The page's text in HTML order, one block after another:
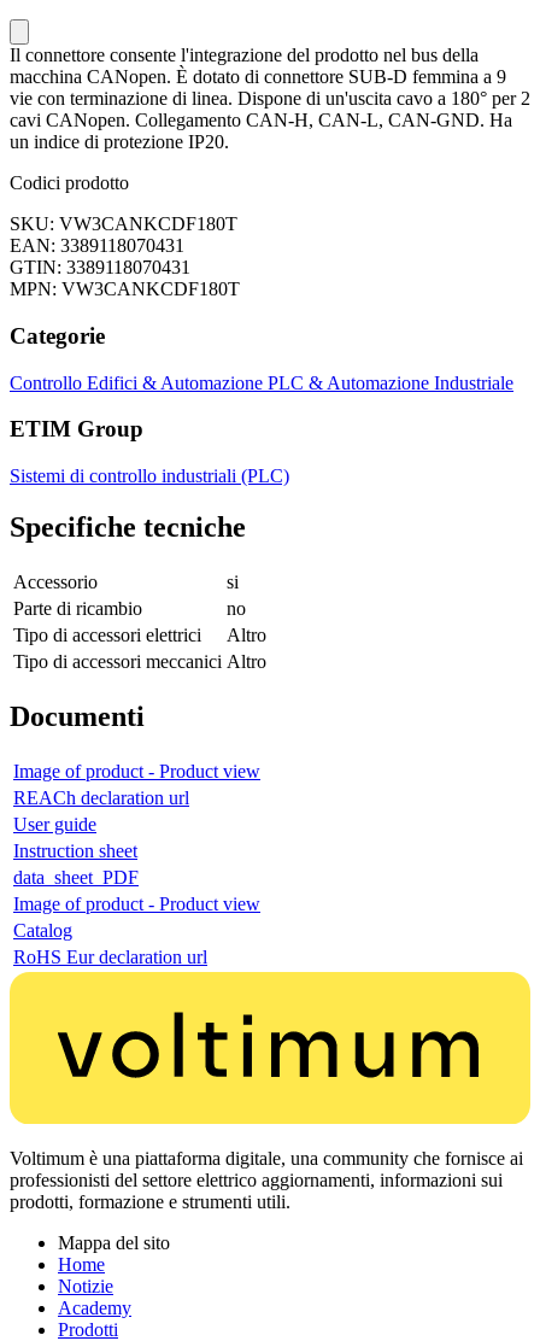
Il connettore consente l'integrazione del prodotto nel bus della
macchina CANopen. È dotato di connettore SUB-D femmina a 9
vie con terminazione di linea. Dispone di un'uscita cavo a 180° per 2
cavi CANopen. Collegamento CAN-H, CAN-L, CAN-GND. Ha
un indice di protezione IP20.
Codici prodotto
SKU: VW3CANKCDF180T
EAN: 3389118070431
GTIN: 3389118070431
MPN: VW3CANKCDF180T
Categorie
Controllo Edifici & Automazione PLC & Automazione Industriale
ETIM Group
Sistemi di controllo industriali (PLC)
Specifiche tecniche
Accessorio
si
Parte di ricambio
no
Tipo di accessori elettrici
Altro
Tipo di accessori meccanici Altro
Documenti
Image of product - Product view
REACh declaration url
User guide
Instruction sheet
data_sheet_PDF
Image of product - Product view
Catalog
RoHS Eur declaration url
Voltimum è una piattaforma digitale, una community che fornisce ai
professionisti del settore elettrico aggiornamenti, informazioni sui
prodotti, formazione e strumenti utili.
Mappa del sito
Home
Notizie
Academy
Prodotti